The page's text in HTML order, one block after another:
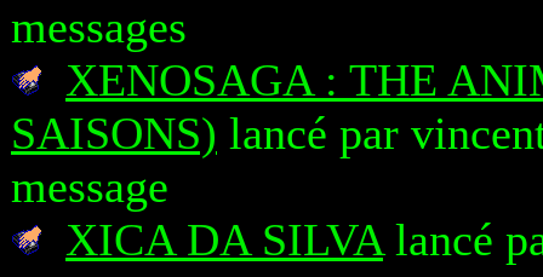
messages
XENOSAGA : THE
SAISONS) lancé par
message
XICA DA SILVAlancé